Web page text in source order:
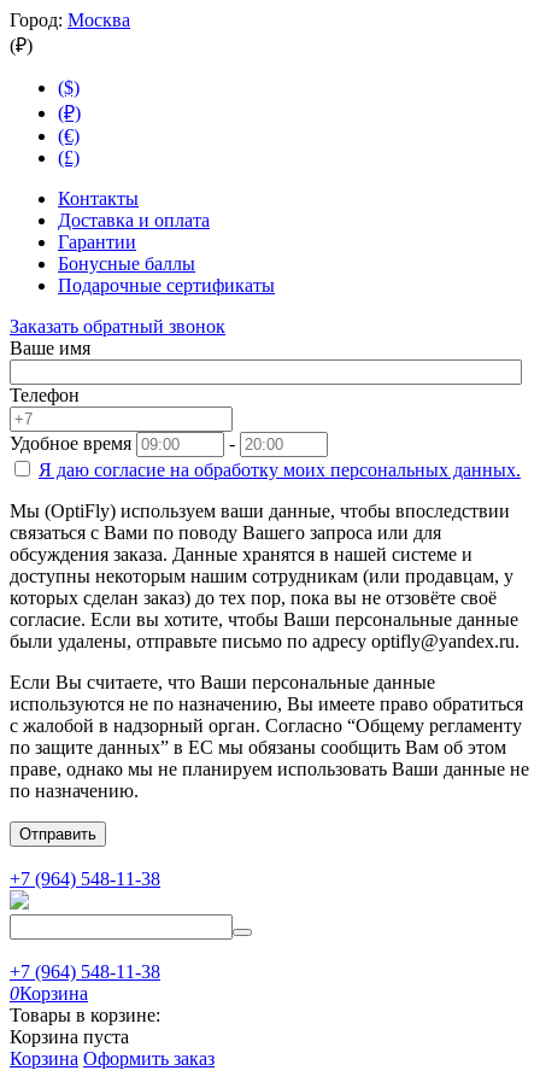
Город: Москва
(₽)
($)
(₽)
(€)
(£)
Контакты
Доставка и оплата
Гарантии
Бонусные баллы
Подарочные сертификаты
Заказать обратный звонок
Ваше имя
Телефон
Удобное время
-
Я даю согласие на обработку моих персональных данных.
Мы (OptiFly) используем ваши данные, чтобы впоследствии
связаться с Вами по поводу Вашего запроса или для
обсуждения заказа. Данные хранятся в нашей системе и
доступны некоторым нашим сотрудникам (или продавцам, у
которых сделан заказ) до тех пор, пока вы не отзовёте своё
согласие. Если вы хотите, чтобы Ваши персональные данные
были удалены, отправьте письмо по адресу optifly@yandex.ru.
Если Вы считаете, что Ваши персональные данные
используются не по назначению, Вы имеете право обратиться
с жалобой в надзорный орган. Согласно “Общему регламенту
по защите данных” в ЕС мы обязаны сообщить Вам об этом
праве, однако мы не планируем использовать Ваши данные не
по назначению.
Отправить
+7 (964) 548-11-38
+7 (964) 548-11-38
0Корзина
Товары в корзине:
Корзина пуста
Корзина Оформить заказ